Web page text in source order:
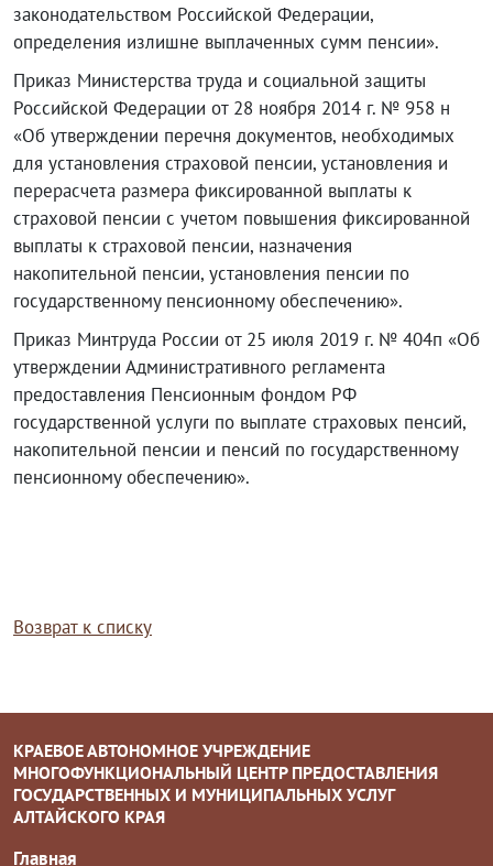
законодательством Российской Федерации,
определения излишне выплаченных сумм пенсии».
Приказ Министерства труда и социальной защиты
Российской Федерации от 28 ноября 2014 г. № 958 н
«Об утверждении перечня документов, необходимых
для установления страховой пенсии, установления и
перерасчета размера фиксированной выплаты к
страховой пенсии с учетом повышения фиксированной
выплаты к страховой пенсии, назначения
накопительной пенсии, установления пенсии по
государственному пенсионному обеспечению».
Приказ Минтруда России от 25 июля 2019 г. № 404п «Об
утверждении Административного регламента
предоставления Пенсионным фондом РФ
государственной услуги по выплате страховых пенсий,
накопительной пенсии и пенсий по государственному
пенсионному обеспечению».
Возврат к списку
КРАЕВОЕ АВТОНОМНОЕ УЧРЕЖДЕНИЕ
МНОГОФУНКЦИОНАЛЬНЫЙ ЦЕНТР ПРЕДОСТАВЛЕНИЯ
ГОСУДАРСТВЕННЫХ И МУНИЦИПАЛЬНЫХ УСЛУГ
АЛТАЙСКОГО КРАЯ
Главная